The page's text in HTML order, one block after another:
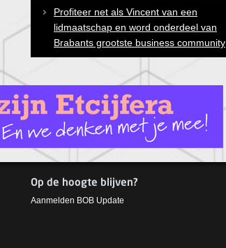
Profiteer net als Vincent van een
lidmaatschap en word onderdeel van
Brabants grootste business community
Op de hoogte blijven?
Aanmelden BOB Update